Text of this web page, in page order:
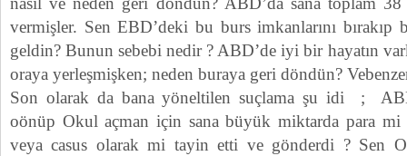
vermişler. Sen EBD’deki bu burs imkanlarını
geldin? Bunun sebebi nedir ? ABD’de iyi bir hayatın
oraya yerleşmişken; neden buraya geri döndün?
Son olarak da bana yöneltilen suçlama şu idi ;
oönüp Okul açman için sana büyük miktarda para
veya casus olarak mi tayin etti ve gönderdi ? Sen